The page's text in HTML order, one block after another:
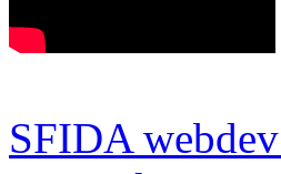
SFIDA